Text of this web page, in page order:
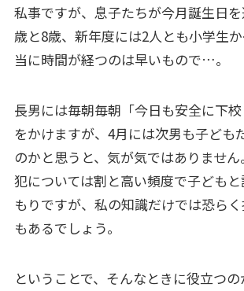
私事ですが、息子たちが今月誕生日
歳と8歳、新年度には2人とも小学生
当に時間が経つのは早いもので…。
長男には毎朝毎朝「今日も安全に下
をかけますが、4月には次男も子ども
のかと思うと、気が気ではありませ
犯については割と高い頻度で子ども
もりですが、私の知識だけでは恐ら
もあるでしょう。
ということで、そんなときに役立つの